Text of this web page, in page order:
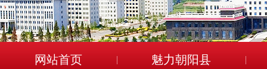
网站首页 魅力朝阳县